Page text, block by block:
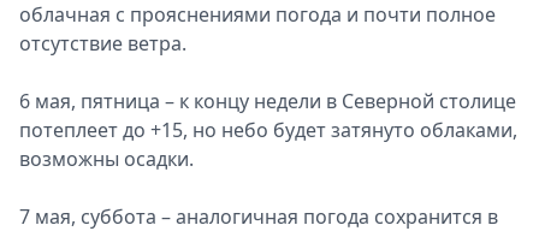
облачная с прояснениями погода и почти полное
отсутствие ветра.
6 мая, пятница – к концу недели в Северной столице
потеплеет до +15, но небо будет затянуто облаками,
возможны осадки.
7 мая, суббота – аналогичная погода сохранится в